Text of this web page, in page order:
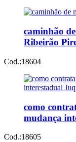
caminhão
Ribeirão
Cod.:18604
como
mudança
Cod.:18605